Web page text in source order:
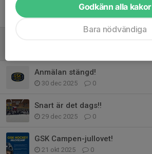
Hockey camp Gislaved!
27 feb, 15:12 0
Anmälan stängd!
30 dec 2025 0
Snart är det dags!!
29 dec 2025 0
GSK Campen-jullovet!
21 okt 2025 0
Godkänn alla kakor
Bara nödvändiga